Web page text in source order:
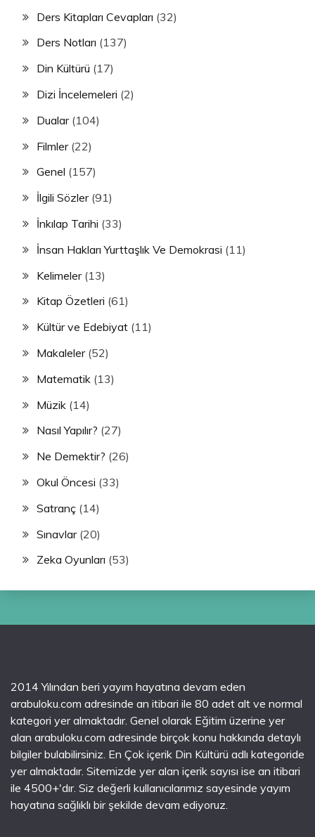
Ders Kitapları Cevapları (32)
Ders Notları (137)
Din Kültürü (17)
Dizi İncelemeleri (2)
Dualar(104)
Filmler(22)
Genel (157)
İlgili Sözler(91)
İnkılap Tarihi (33)
İnsan Hakları Yurttaşlık Ve Demokrasi (11)
Kelimeler(13)
Kitap Özetleri (61)
Kültür ve Edebiyat (11)
Makaleler(52)
Matematik (13)
Müzik (14)
Nasıl Yapılır? (27)
Ne Demektir? (26)
Okul Öncesi (33)
Satranç (14)
Sınavlar(20)
Zeka Oyunları (53)
2014 Yılından beri yayım hayatına devam eden
arabuloku.com adresinde an itibari ile 80 adet alt ve normal
kategori yer almaktadır. Genel olarak Eğitim üzerine yer
alan arabuloku.com adresinde birçok konu hakkında detaylı
bilgiler bulabilirsiniz. En Çok içerik Din Kültürü adlı kategoride
yer almaktadır. Sitemizde yer alan içerik sayısı ise an itibari
ile 4500+'dır. Siz değerli kullanıcılarımız sayesinde yayım
hayatına sağlıklı bir şekilde devam ediyoruz.